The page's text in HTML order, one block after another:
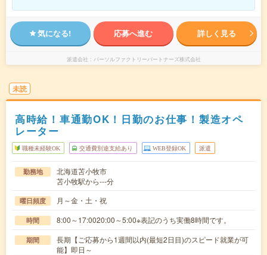
気になる! 応募へ進む 詳しく見る
派遣会社 パーソルファクトリーパートナーズ株式会社
未読
高時給！車通勤OK！日勤のお仕事！製造オペ
レーター
職種未経験OK 交通費別途支給あり WEB登録OK 派遣
勤務地
北海道苫小牧市
苫小牧駅から---分
曜日頻度 月～金・土・祝
時間 8:00～17:0020:00～5:00※表記のうち実働8時間です。
期間
長期【ご応募から1週間以内(最短2日目)のスピード就業が可
能】即日～